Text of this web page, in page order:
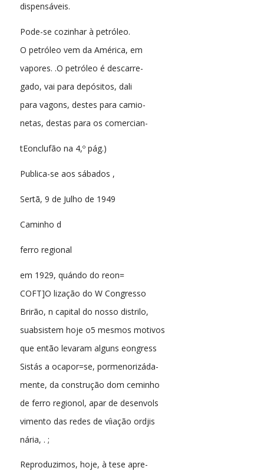
dispensáveis.
Pode-se cozinhar à petróleo.
O petróleo vem da América, em
vapores. .O petróleo é descarre-
gado, vai para depósitos, dali
para vagons, destes para camio-
netas, destas para os comercian-
tEonclufão na 4,º pág.)
Publica-se aos sábados ,
Sertã, 9 de Julho de 1949
Caminho d
ferro regional
em 1929, quándo do reon=
COFT]O lização do W Congresso
Brirão, n capital do nosso distrilo,
suabsistem hoje o5 mesmos motivos
que então levaram alguns eongress
Sistás a ocapor=se, pormenorizáda-
mente, da construção dom ceminho
de ferro regionol, apar de desenvols
vimento das redes de víiação ordjis
nária, . ;
Reproduzimos, hoje, à tese apre-